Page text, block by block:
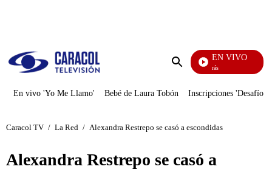
Enviar
EN VIVO
También Caerás
En vivo 'Yo Me Llamo' Bebé de Laura Tobón Inscripciones 'Desafío'
Caracol TV / La Red / Alexandra Restrepo se casó a escondidas
Alexandra Restrepo se casó a